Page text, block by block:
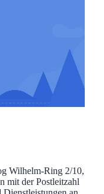
Wilhelm-Ring 2/10,
mit der Postleitzahl